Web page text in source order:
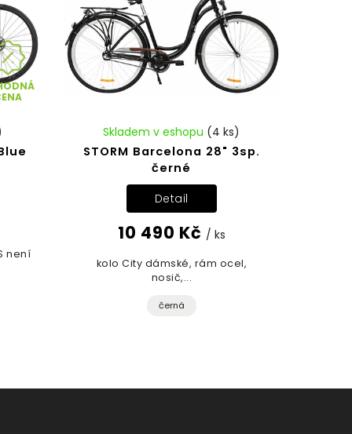
není
STORM Barcelona 28" 3sp.
černé
Skladem v eshopu (4 ks)
10 490 Kč / ks
Detail
kolo City dámské, rám ocel,
nosič,...
černá